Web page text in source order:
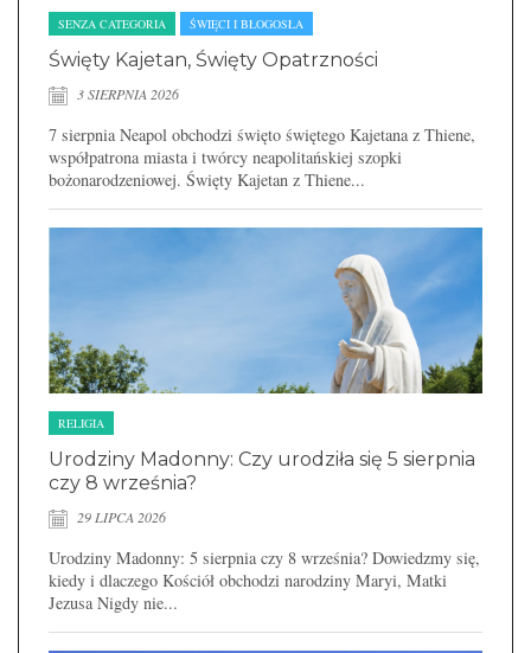
SENZA CATEGORIA ŚWIĘCI I BŁOGOSŁA
Święty Kajetan, Święty Opatrzności
3 SIERPNIA 2026
7 sierpnia Neapol obchodzi święto świętego Kajetana z Thiene,
współpatrona miasta i twórcy neapolitańskiej szopki
bożonarodzeniowej. Święty Kajetan z Thiene...
RELIGIA
Urodziny Madonny: Czy urodziła się 5 sierpnia
czy 8 września?
29 LIPCA 2026
Urodziny Madonny: 5 sierpnia czy 8 września? Dowiedzmy się,
kiedy i dlaczego Kościół obchodzi narodziny Maryi, Matki
Jezusa Nigdy nie...